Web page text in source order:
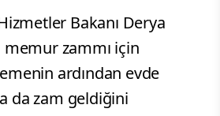
Bakanı Derya
memur zammı için
ardından evde
da zam geldiğini